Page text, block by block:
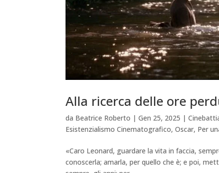
Alla ricerca delle ore
da Beatrice Roberto |Gen 25, 2025 |
Esistenzialismo Cinematografico,Oscar, Per
«Caro Leonard, guardare la vita in faccia,
conoscerla; amarla, per quello che è; e poi,